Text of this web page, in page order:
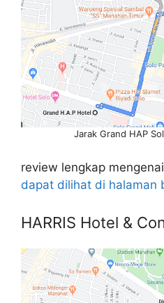
Jarak Grand HAP
review lengkap
dapat dilihat di halaman
HARRIS Hotel &